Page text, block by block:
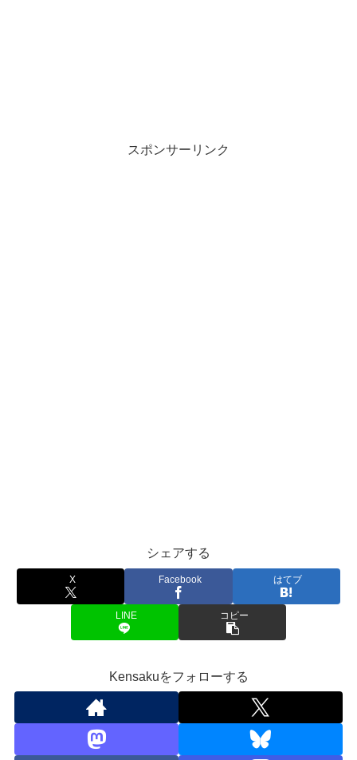
スポンサーリンク
シェアする
X Facebook はてブ
LINE コピー
Kensakuをフォローする